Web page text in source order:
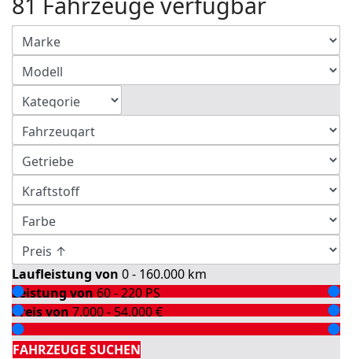
Laufleistung von 0 - 160.000 km
Leistung von 60 - 220 PS
Preis von 7.000 - 54.000€
Detailsuche
FAHRZEUGE SUCHEN